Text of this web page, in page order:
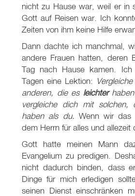
nicht zu Hause war, weil er in
Gott auf Reisen war. Ich
Zeiten von ihm keine Hilfe
Dann dachte ich manchmal,
andere Frauen hatten, deren
Tag nach Hause kamen.
Tagen eine Lektion:
anderen, die es leichter
vergleiche dich mit solchen,
haben als du. Wenn wir
dem Herrn für alles und allezeit
Gott hatte meinen Mann
Evangelium zu predigen.
nicht dadurch binden, dass
Dinge für mich erledigen
seinen Dienst einschränken